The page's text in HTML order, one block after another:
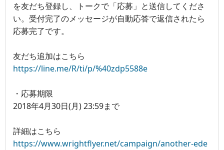
を友だち登録し、トークで「応募」と送信してくださ
い。受付完了のメッセージが自動応答で返信されたら
応募完了です。
友だち追加はこちら
https://line.me/R/ti/p/%40zdp5588e
・応募期限
2018年4月30日(月) 23:59まで
詳細はこちら
https://www.wrightflyer.net/campaign/another-ede